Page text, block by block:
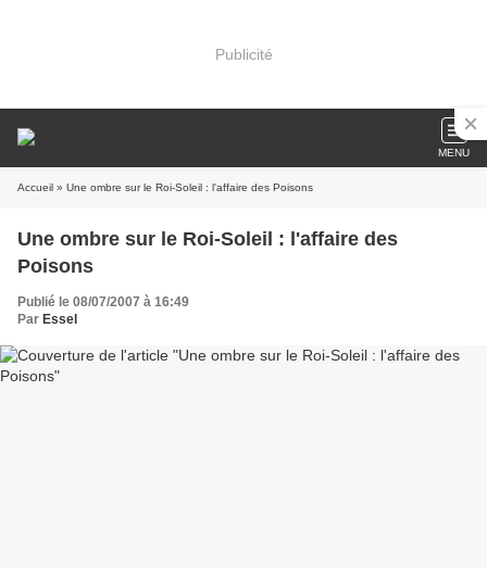
Publicité
MENU
Accueil » Une ombre sur le Roi-Soleil : l'affaire des Poisons
Une ombre sur le Roi-Soleil : l'affaire des
Poisons
Publié le 08/07/2007 à 16:49
Par Essel